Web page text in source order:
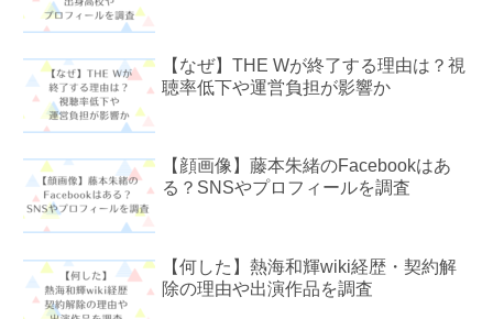
【なぜ】THE Wが終了する理由は？視
聴率低下や運営負担が影響か
【顔画像】藤本朱緒のFacebookはあ
る？SNSやプロフィールを調査
【何した】熱海和輝wiki経歴・契約解
除の理由や出演作品を調査